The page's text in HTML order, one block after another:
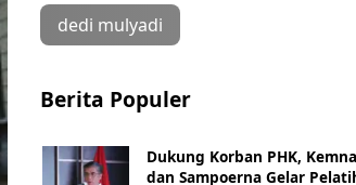
dedi mulyadi
Berita Populer
Dukung Korban PHK,
dan Sampoerna Gelar